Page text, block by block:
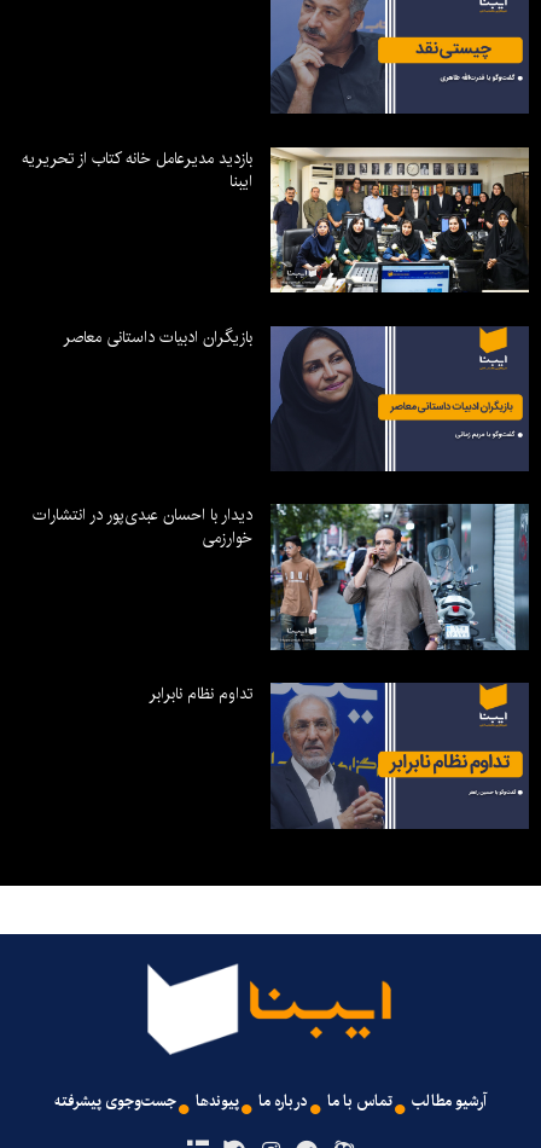
بازدید مدیرعامل خانه کتاب از تحریریه
ایبنا
بازیگران ادبیات داستانی معاصر
دیدار با احسان عبدی‌پور در انتشارات
خوارزمی
تداوم نظام نابرابر
آرشیو مطالب تماس با ما درباره ما پیوندها جست‌وجوی پیشرفته